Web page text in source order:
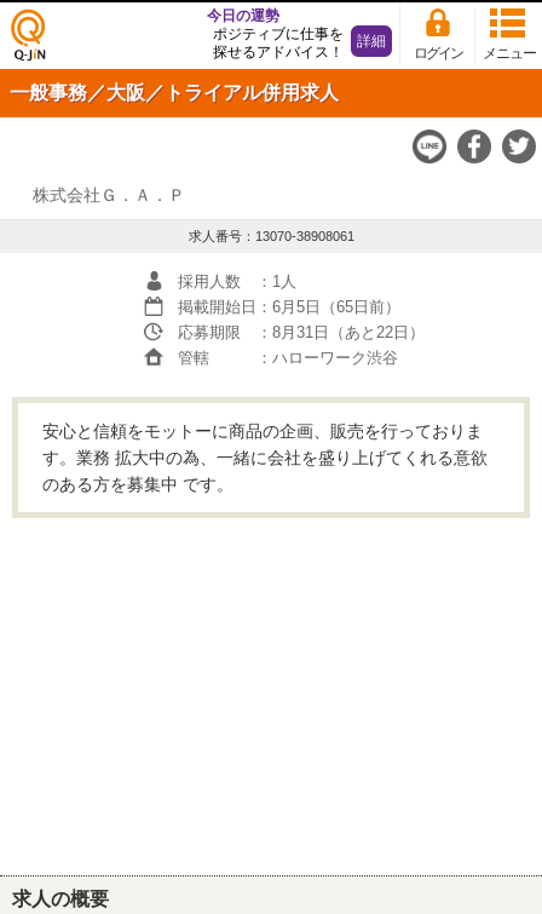
仕事
探し
の求
Q-JiN
メニュー
ログイン
今日の運勢
ポジティブに仕事を
探せるアドバイス！
詳細
一般事務／大阪／トライアル併用求人
株式会社Ｇ．Ａ．Ｐ
求人番号：13070-38908061
採用人数
：1人
掲載開始日 ：6月5日（65日前）
応募期限
：8月31日（あと22日）
管轄
：ハローワーク渋谷
安心と信頼をモットーに商品の企画、販売を行っておりま
す。業務 拡大中の為、一緒に会社を盛り上げてくれる意欲
のある方を募集中 です。
求人の概要